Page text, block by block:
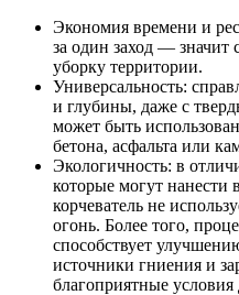
Экономия времени и
за один заход — значит
уборку территории.
Универсальность:
и глубины, даже с
может быть
бетона, асфальта или
Экологичность: в
которые могут нанести
корчеватель не
огонь. Более того,
способствует
источники гниения и
благоприятные условия